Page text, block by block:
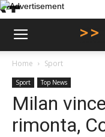
Home Sport
Sport Top News
Milan
rimonta,